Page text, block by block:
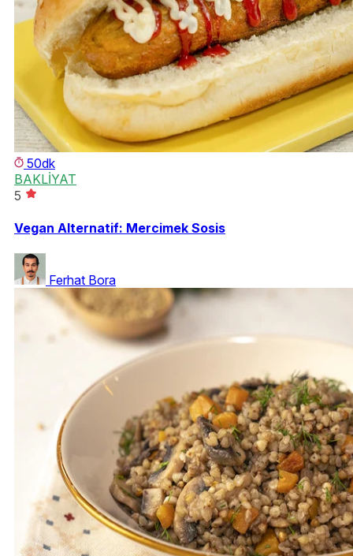
50dk
BAKLİYAT
5
Vegan Alternatif: Mercimek Sosis
Ferhat Bora